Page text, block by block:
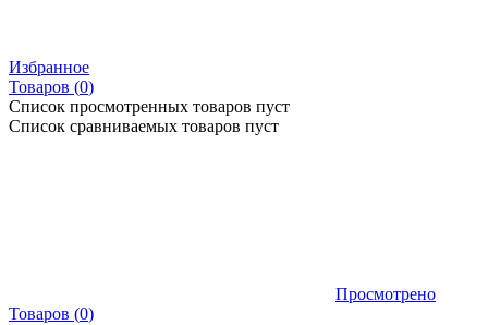
Избранное
Товаров (0)
Список просмотренных товаров пуст
Список сравниваемых товаров пуст
Просмотрено
Товаров (0)